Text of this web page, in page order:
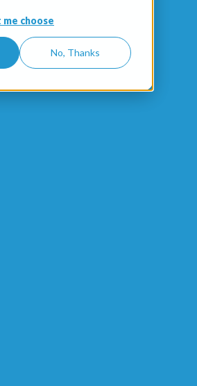
me choose
No, Thanks